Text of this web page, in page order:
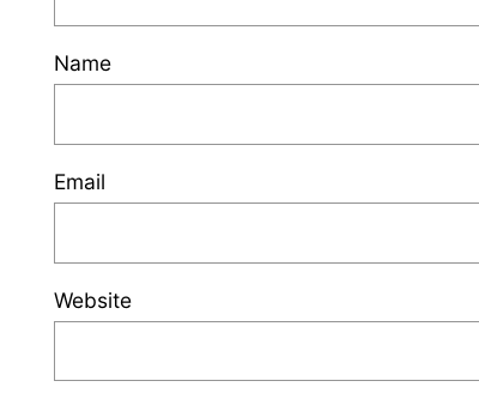
Name
Email
Website